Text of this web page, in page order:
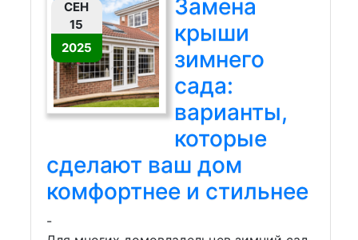
СЕН
15
2025
Замена
крыши
зимнего
сада:
варианты,
которые
сделают ваш дом
комфортнее и стильнее
-